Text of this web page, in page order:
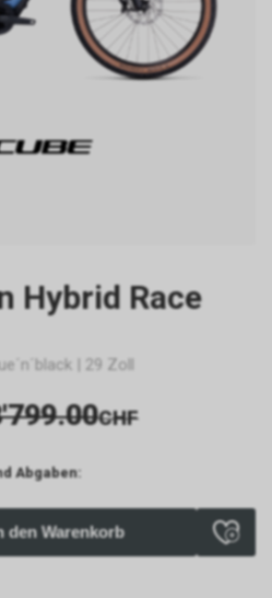
Hybrid Race
| 29 Zoll
CHF
Abgaben:
den Warenkorb